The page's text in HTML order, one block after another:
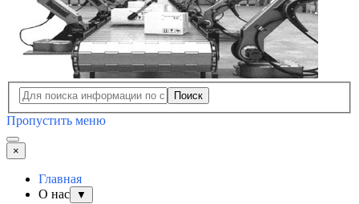
Поиск
Пропустить меню
×
Главная
О нас
▼